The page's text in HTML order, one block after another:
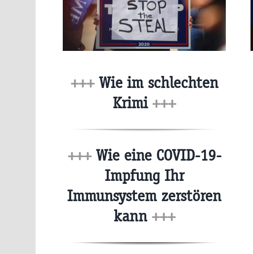
+++Wie im schlechten
Krimi +++
+++Wie eine COVID-19-
Impfung Ihr
Immunsystem zerstören
kann +++